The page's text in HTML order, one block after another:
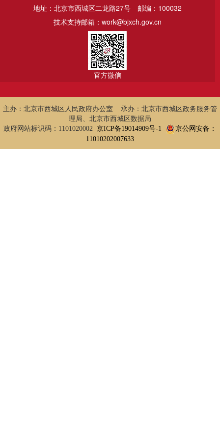
地址：北京市西城区二龙路27号
邮编：100032
技术支持邮箱：work@bjxch.gov.cn
官方微信
主办：北京市西城区人民政府办公室 承办：北京市西城区政务服务管
理局、北京市西城区数据局
政府网站标识码：1101020002 京ICP备19014909号-1
京公网安备：
11010202007633